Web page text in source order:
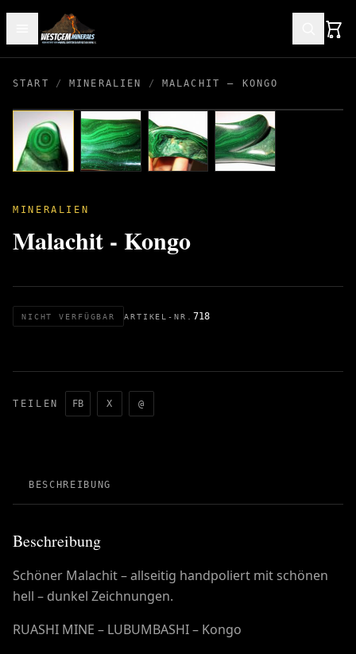
START / MINERALIEN / MALACHIT – KONGO
MINERALIEN
Malachit - Kongo
NICHT VERFÜGBAR ARTIKEL-NR. 718
TEILEN FB X @
BESCHREIBUNG
Beschreibung
Schöner Malachit – allseitig handpoliert mit schönen
hell – dunkel Zeichnungen.
RUASHI MINE – LUBUMBASHI – Kongo